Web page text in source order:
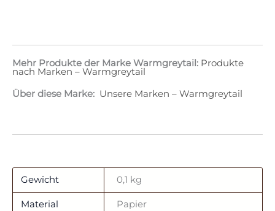
Mehr Produkte der Marke Warmgreytail: Produkte
nach Marken – Warmgreytail
Über diese Marke: Unsere Marken – Warmgreytail
Gewicht 0,1 kg
Material Papier